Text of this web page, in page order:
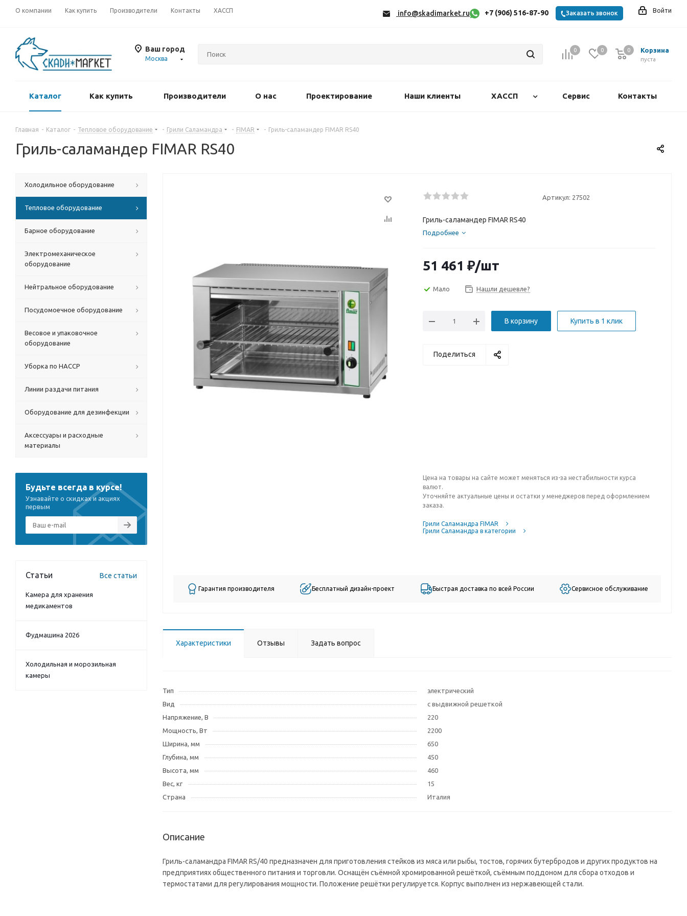
О компании Как купить Производители Контакты ХАССП Войти
info@skadimarket.ru +7 (906) 516-87-90 Заказать звонок
Ваш город
Москва
0 0 Корзина
0
пуста
0
Каталог Как купить Производители О нас Проектирование Наши клиенты ХАССП Сервис Контакты
Главная - Каталог - Тепловое оборудование - Грили Саламандра - FIMAR - Гриль-саламандер FIMAR RS40
Гриль-саламандер FIMAR RS40
Артикул: 27502
Гриль-саламандер FIMAR RS40
Подробнее
51 461 ₽/шт
Мало Нашли дешевле?
В корзину Купить в 1 клик
Поделиться
Цена на товары на сайте может меняться из-за нестабильности курса
валют.
Уточняйте актуальные цены и остатки у менеджеров перед оформлением
заказа.
Грили Саламандра FIMAR
Грили Саламандра в категории
Гарантия производителя Бесплатный дизайн-проект Быстрая доставка по всей России Сервисное обслуживание
Характеристики Отзывы Задать вопрос
Тип
электрический
Вид
с выдвижной решеткой
Напряжение, В
220
Мощность, Вт
2200
Ширина, мм
650
Глубина, мм
450
Высота, мм
460
Вес, кг
15
Страна
Италия
Описание
Гриль-саламандра FIMAR RS/40 предназначен для приготовления стейков из мяса или рыбы, тостов, горячих бутербродов и других продуктов на
предприятиях общественного питания и торговли. Оснащён съёмной хромированной решёткой, съёмным поддоном для сбора отходов и
термостатами для регулирования мощности. Положение решётки регулируется. Корпус выполнен из нержавеющей стали.
Холодильное оборудование
Тепловое оборудование
Барное оборудование
Электромеханическое
оборудование
Нейтральное оборудование
Посудомоечное оборудование
Весовое и упаковочное
оборудование
Уборка по HACCP
Линии раздачи питания
Оборудование для дезинфекции
Аксессуары и расходные
материалы
Будьте всегда в курсе!
Узнавайте о скидках и акциях
первым
Статьи Все статьи
Камера для хранения
медикаментов
Фудмашина 2026
Холодильная и морозильная
камеры